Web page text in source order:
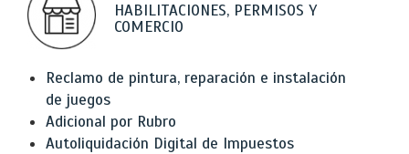
HABILITACIONES, PERMISOS Y
COMERCIO
Reclamo de pintura, reparación e instalación
de juegos
Adicional por Rubro
Autoliquidación Digital de Impuestos